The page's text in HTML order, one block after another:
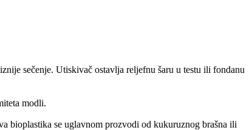
sečenje. Utiskivač ostavlja reljefnu šaru u testu ili fondanu
modli.
bioplastika se uglavnom prozvodi od kukuruznog brašna ili